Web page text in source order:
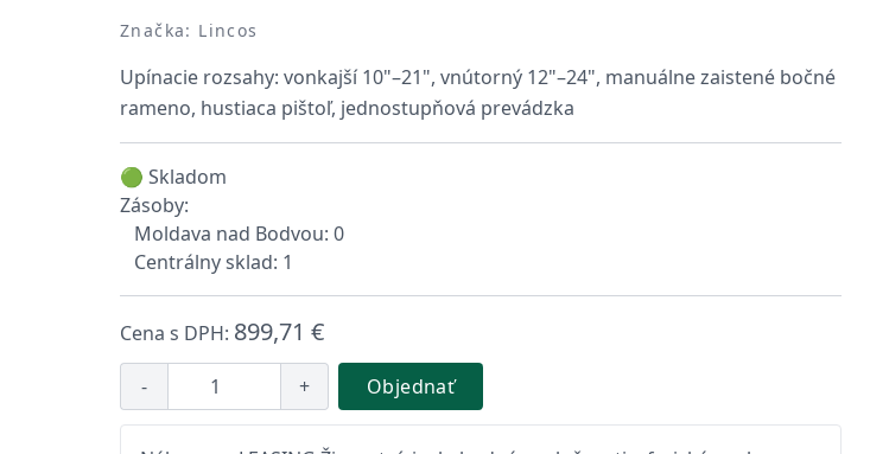
Značka: Lincos
Upínacie rozsahy: vonkajší 10"–21", vnútorný 12"–24", manuálne zaistené bočné
rameno, hustiaca pištoľ, jednostupňová prevádzka
🟢 Skladom
Zásoby:
Moldava nad Bodvou: 0
Centrálny sklad: 1
Cena s DPH: 899,71 €
- + Objednať